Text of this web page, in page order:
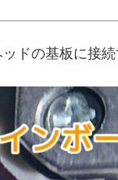
ドの基板に接続